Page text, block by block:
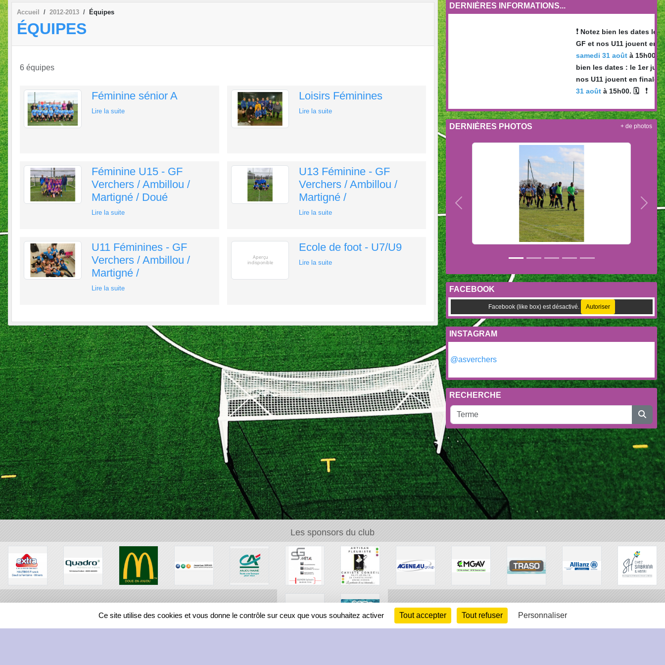
Accueil 2012-2013 Équipes
ÉQUIPES
6 équipes
Féminine sénior A
Lire la suite
Loisirs Féminines
Lire la suite
Féminine U15 - GF
Verchers / Ambillou /
Martigné / Doué
Lire la suite
U13 Féminine - GF
Verchers / Ambillou /
Martigné /
Lire la suite
U11 Féminines - GF
Verchers / Ambillou /
Martigné /
Lire la suite
Ecole de foot - U7/U9
Lire la suite
DERNIÈRES INFORMATIONS...
Notez bien les dates le 1er
GF et nos U11 jouent en
samedi 31 août à 15h00. 🗓 ❗️
bien les dates : le 1er juin
nos U11 jouent en finale ! +
31 août à 15h00. 🗓❗️
DERNIÈRES PHOTOS
Précedent
+ de photos
FACEBOOK
Facebook (like box) est désactivé. Autoriser
INSTAGRAM
@asverchers
RECHERCHE
Les sponsors du club
Ce site utilise des cookies et vous donne le contrôle sur ceux que vous souhaitez activer Tout accepter Tout refuser Personnaliser